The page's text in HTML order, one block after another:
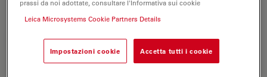
RICHIESTA DI PREVENTIVO
prassi da noi adottate, consultare l'Informativa sui cookie
Leica Microsystems Cookie Partners Details
Impostazioni cookie Accetta tutti i cookie